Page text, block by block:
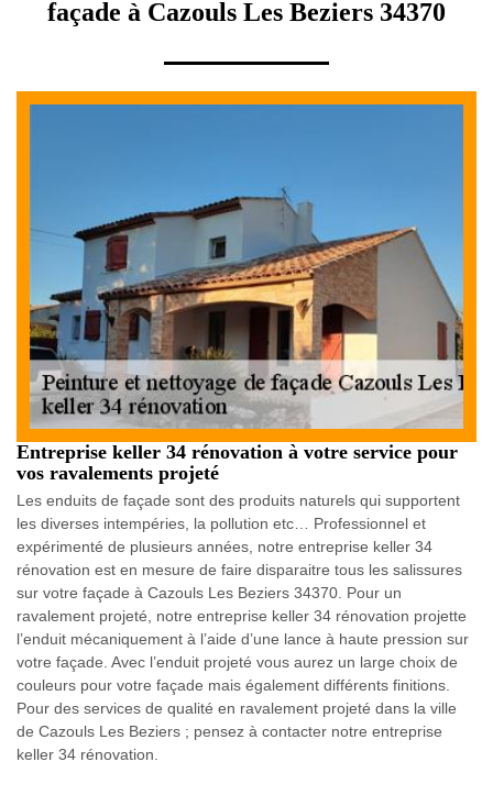
façade à Cazouls Les Beziers 34370
Entreprise keller 34 rénovation à votre service pour
vos ravalements projeté
Les enduits de façade sont des produits naturels qui supportent
les diverses intempéries, la pollution etc… Professionnel et
expérimenté de plusieurs années, notre entreprise keller 34
rénovation est en mesure de faire disparaitre tous les salissures
sur votre façade à Cazouls Les Beziers 34370. Pour un
ravalement projeté, notre entreprise keller 34 rénovation projette
l’enduit mécaniquement à l’aide d’une lance à haute pression sur
votre façade. Avec l’enduit projeté vous aurez un large choix de
couleurs pour votre façade mais également différents finitions.
Pour des services de qualité en ravalement projeté dans la ville
de Cazouls Les Beziers ; pensez à contacter notre entreprise
keller 34 rénovation.